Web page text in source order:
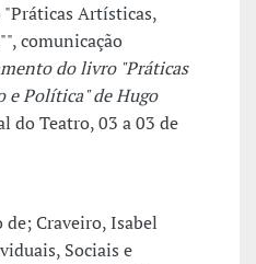
Artísticas,
comunicação
do livro "Práticas
e Política" de Hugo
do Teatro, 03 a 03 de
de; Craveiro, Isabel
Sociais e